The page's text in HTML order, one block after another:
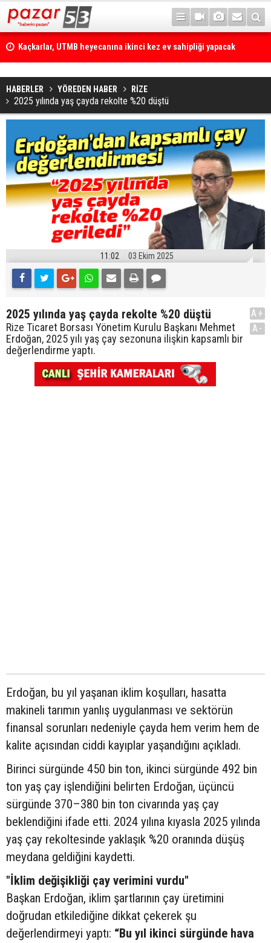
Kaçkarlar, UTMB heyecanına ikinci kez ev sahipliği yapacak
HABERLER YÖREDEN HABER RİZE
2025 yılında yaş çayda rekolte %20 düştü
11:02 03 Ekim 2025
2025 yılında yaş çayda rekolte %20 düştü
Rize Ticaret Borsası Yönetim Kurulu Başkanı Mehmet
Erdoğan, 2025 yılı yaş çay sezonuna ilişkin kapsamlı bir
değerlendirme yaptı.
A+
A-
Erdoğan, bu yıl yaşanan iklim koşulları, hasatta
makineli tarımın yanlış uygulanması ve sektörün
finansal sorunları nedeniyle çayda hem verim hem de
kalite açısından ciddi kayıplar yaşandığını açıkladı.
Birinci sürgünde 450 bin ton, ikinci sürgünde 492 bin
ton yaş çay işlendiğini belirten Erdoğan, üçüncü
sürgünde 370–380 bin ton civarında yaş çay
beklendiğini ifade etti. 2024 yılına kıyasla 2025 yılında
yaş çay rekoltesinde yaklaşık %20 oranında düşüş
meydana geldiğini kaydetti.
"İklim değişikliği çay verimini vurdu"
Başkan Erdoğan, iklim şartlarının çay üretimini
doğrudan etkilediğine dikkat çekerek şu
değerlendirmeyi yaptı: “Bu yıl ikinci sürgünde hava